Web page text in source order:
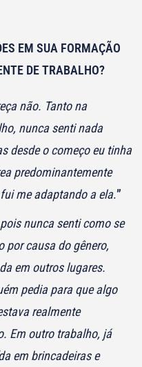
EM SUA FORMAÇÃO
DE TRABALHO?
não. Tanto na
nunca senti nada
desde o começo eu tinha
predominantemente
me adaptando a ela.”
nunca senti como se
por causa do gênero,
em outros lugares.
pedia para que algo
realmente
Em outro trabalho, já
em brincadeiras e